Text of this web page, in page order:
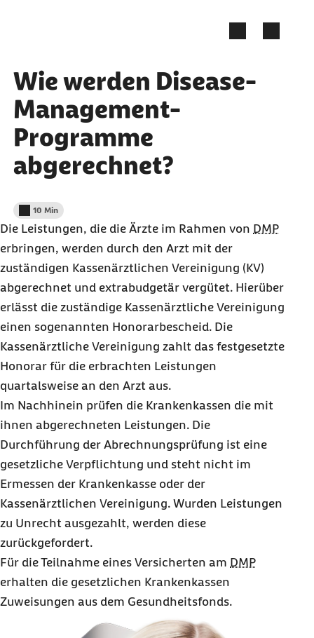
Wie werden Disease-
Management-
Programme
abgerechnet?
Lesedauer weniger als
10 Min
Die Leistungen, die die Ärzte im Rahmen von DMP
erbringen, werden durch den Arzt mit der
zuständigen Kassenärztlichen Vereinigung (KV)
abgerechnet und extrabudgetär vergütet. Hierüber
erlässt die zuständige Kassenärztliche Vereinigung
einen sogenannten Honorarbescheid. Die
Kassenärztliche Vereinigung zahlt das festgesetzte
Honorar für die erbrachten Leistungen
quartalsweise an den Arzt aus.
Im Nachhinein prüfen die Krankenkassen die mit
ihnen abgerechneten Leistungen. Die
Durchführung der Abrechnungsprüfung ist eine
gesetzliche Verpflichtung und steht nicht im
Ermessen der Krankenkasse oder der
Kassenärztlichen Vereinigung. Wurden Leistungen
zu Unrecht ausgezahlt, werden diese
zurückgefordert.
Für die Teilnahme eines Versicherten am DMP
erhalten die gesetzlichen Krankenkassen
Zuweisungen aus dem Gesundheitsfonds.